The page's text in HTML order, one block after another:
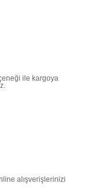
ile kargoya
alışverişlerinizi